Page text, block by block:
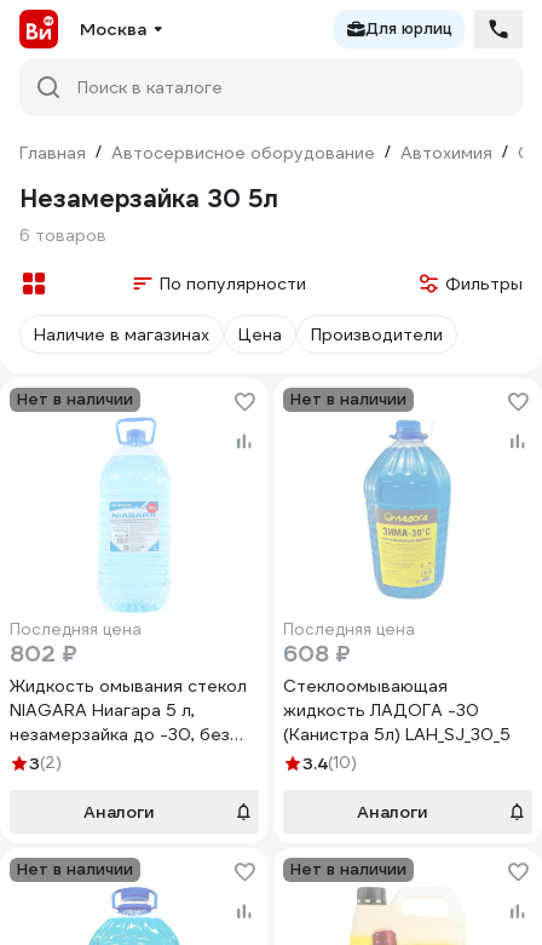
Москва Для юрлиц
Поиск в каталоге
Главная / Автосервисное оборудование / Автохимия /
Незамерзайка 30 5л
6 товаров
По популярности Фильтры
Наличие в магазинах Цена Производители
Нет в наличии
Последняя цена
802 ₽
Жидкость омывания стекол
NIAGARA Ниагара 5 л,
незамерзайка до -30, без
метанола 001006009010
3(2)
Аналоги
Нет в наличии
Последняя цена
608 ₽
Стеклоомывающая
жидкость ЛАДОГА -30
(Канистра 5л) LAH_SJ_30_5
3.4(10)
Аналоги
Нет в наличии Нет в наличии